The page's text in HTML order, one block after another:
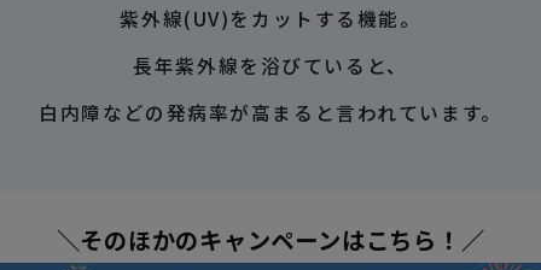
紫外線(UV)をカットする機能。
長年紫外線を浴びていると、
白内障などの発病率が高まると言われています。
＼そのほかのキャンペーンはこちら！／